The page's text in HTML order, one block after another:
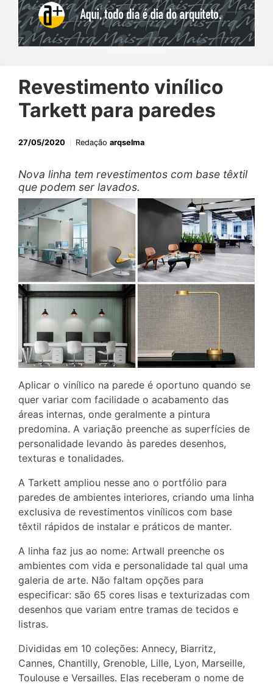
Revestimento vinílico
Tarkett para paredes
27/05/2020 Redação arqselma
Nova linha tem revestimentos com base têxtil
que podem ser lavados.
Aplicar o vinílico na parede é oportuno quando se
quer variar com facilidade o acabamento das
áreas internas, onde geralmente a pintura
predomina. A variação preenche as superfícies de
personalidade levando às paredes desenhos,
texturas e tonalidades.
A Tarkett ampliou nesse ano o portfólio para
paredes de ambientes interiores, criando uma linha
exclusiva de revestimentos vinílicos com base
têxtil rápidos de instalar e práticos de manter.
A linha faz jus ao nome: Artwall preenche os
ambientes com vida e personalidade tal qual uma
galeria de arte. Não faltam opções para
especificar: são 65 cores lisas e texturizadas com
desenhos que variam entre tramas de tecidos e
listras.
Divididas em 10 coleções: Annecy, Biarritz,
Cannes, Chantilly, Grenoble, Lille, Lyon, Marseille,
Toulouse e Versailles. Elas receberam o nome de